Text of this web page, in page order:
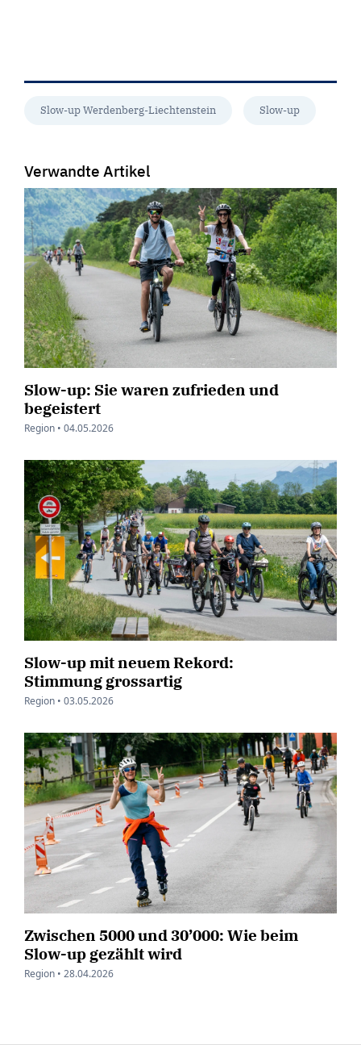
Slow-up Werdenberg-Liechtenstein Slow-up
Verwandte Artikel
Slow-up: Sie waren zufrieden und
begeistert
Region • 04.05.2026
Slow-up mit neuem Rekord:
Stimmung grossartig
Region • 03.05.2026
Zwischen 5000 und 30’000: Wie beim
Slow-up gezählt wird
Region • 28.04.2026